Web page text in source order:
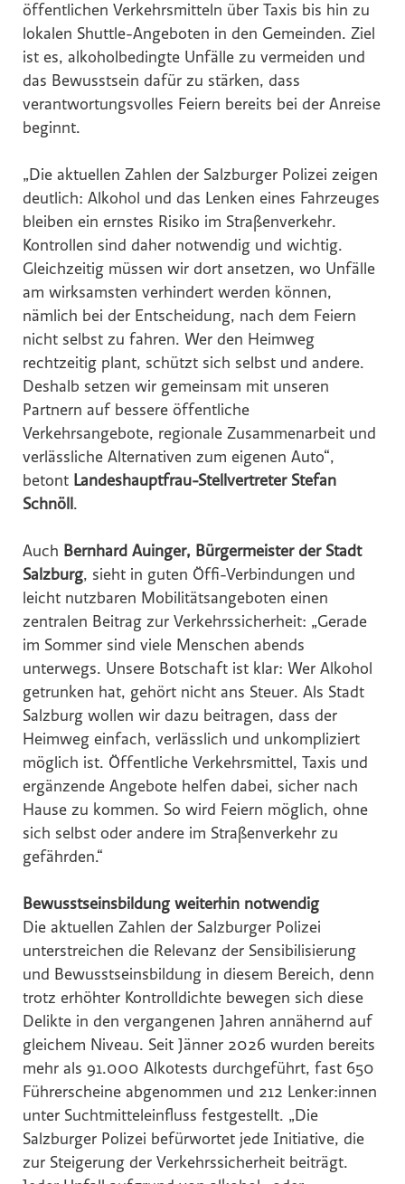
Windkraft Simonsfeld AG
Schmittenhöhebahn AG
Internationaler Skiareatest GmbH
öffentlichen Verkehrsmitteln über Taxis bis hin zu
lokalen Shuttle-Angeboten in den Gemeinden. Ziel
ist es, alkoholbedingte Unfälle zu vermeiden und
das Bewusstsein dafür zu stärken, dass
verantwortungsvolles Feiern bereits bei der Anreise
beginnt.
„Die aktuellen Zahlen der Salzburger Polizei zeigen
deutlich: Alkohol und das Lenken eines Fahrzeuges
bleiben ein ernstes Risiko im Straßenverkehr.
Kontrollen sind daher notwendig und wichtig.
Gleichzeitig müssen wir dort ansetzen, wo Unfälle
am wirksamsten verhindert werden können,
nämlich bei der Entscheidung, nach dem Feiern
nicht selbst zu fahren. Wer den Heimweg
rechtzeitig plant, schützt sich selbst und andere.
Deshalb setzen wir gemeinsam mit unseren
Partnern auf bessere öffentliche
Verkehrsangebote, regionale Zusammenarbeit und
verlässliche Alternativen zum eigenen Auto“,
betont Landeshauptfrau-Stellvertreter Stefan
Schnöll.
Auch Bernhard Auinger, Bürgermeister der Stadt
Salzburg, sieht in guten Öffi-Verbindungen und
leicht nutzbaren Mobilitätsangeboten einen
zentralen Beitrag zur Verkehrssicherheit: „Gerade
im Sommer sind viele Menschen abends
unterwegs. Unsere Botschaft ist klar: Wer Alkohol
getrunken hat, gehört nicht ans Steuer. Als Stadt
Salzburg wollen wir dazu beitragen, dass der
Heimweg einfach, verlässlich und unkompliziert
möglich ist. Öffentliche Verkehrsmittel, Taxis und
ergänzende Angebote helfen dabei, sicher nach
Hause zu kommen. So wird Feiern möglich, ohne
sich selbst oder andere im Straßenverkehr zu
gefährden.“
Bewusstseinsbildung weiterhin notwendig
Die aktuellen Zahlen der Salzburger Polizei
unterstreichen die Relevanz der Sensibilisierung
und Bewusstseinsbildung in diesem Bereich, denn
trotz erhöhter Kontrolldichte bewegen sich diese
Delikte in den vergangenen Jahren annähernd auf
gleichem Niveau. Seit Jänner 2026 wurden bereits
mehr als 91.000 Alkotests durchgeführt, fast 650
Führerscheine abgenommen und 212 Lenker:innen
unter Suchtmitteleinfluss festgestellt. „Die
Salzburger Polizei befürwortet jede Initiative, die
zur Steigerung der Verkehrssicherheit beiträgt.